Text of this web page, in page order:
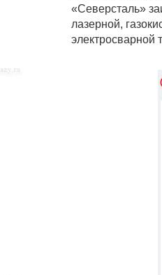
«Северсталь»
лазерной,
электросварной